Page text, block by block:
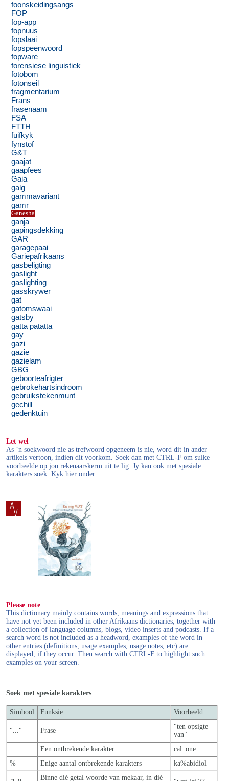
foonskeidingsangs
FOP
fop-app
fopnuus
fopslaai
fopspeenwoord
fopware
forensiese linguistiek
fotobom
fotonseil
fragmentarium
Frans
frasenaam
FSA
FTTH
fuifkyk
fynstof
G&T
gaajat
gaapfees
Gaia
galg
gammavariant
gamr
Ganesha
ganja
gapingsdekking
GAR
garagepaai
Gariepafrikaans
gasbeligting
gaslight
gaslighting
gasskrywer
gat
gatomswaai
gatsby
gatta patatta
gay
gazi
gazie
gazielam
GBG
geboorteafrigter
gebrokehartsindroom
gebruikstekenmunt
gechill
gedenktuin
Let wel
As ’n soekwoord nie as trefwoord opgeneem is nie, word dit in ander
artikels vertoon, indien dit voorkom. Soek dan met CTRL-F om sulke
voorbeelde op jou rekenaarskerm uit te lig. Jy kan ook met spesiale
karakters soek. Kyk hier onder.
Please note
This dictionary mainly contains words, meanings and expressions that
have not yet been included in other Afrikaans dictionaries, together with
a collection of language columns, blogs, video inserts and podcasts. If a
search word is not included as a headword, examples of the word in
other entries (definitions, usage examples, usage notes, etc) are
displayed, if they occur. Then search with CTRL-F to highlight such
examples on your screen.
Soek met spesiale karakters
Simbool Funksie Voorbeeld
"..." Frase
"ten opsigte
van"
Een ontbrekende karakter
cal_one
%
Enige aantal ontbrekende karakters ka%abidiol
Binne dié getal woorde van mekaar, in dié